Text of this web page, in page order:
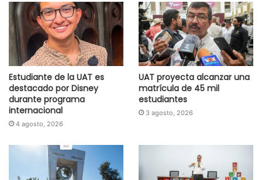
Estudiante de la UAT es
destacado por Disney
durante programa
internacional
4 agosto, 2026
UAT proyecta alcanzar una
matrícula de 45 mil
estudiantes
3 agosto, 2026